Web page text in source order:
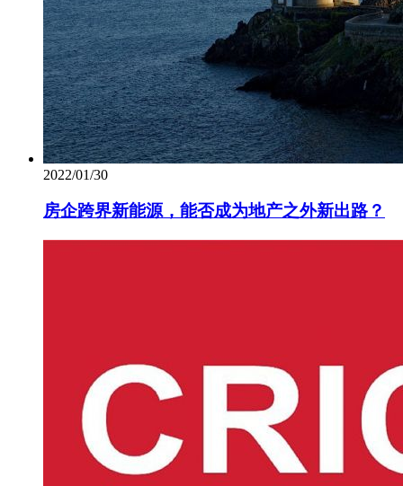
2022/01/30
房企跨界新能源，能否成为地产之外新出路？